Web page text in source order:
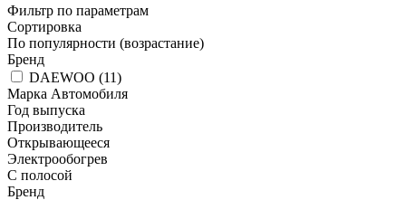
Фильтр по параметрам
Сортировка
По популярности (возрастание)
Бренд
DAEWOO (11)
Марка Автомобиля
Год выпуска
Производитель
Открывающееся
Электрообогрев
С полосой
Бренд